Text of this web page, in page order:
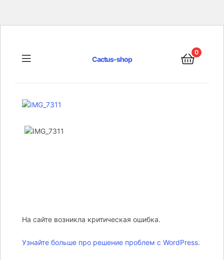
Cactus-shop
0
Menu
На сайте возникла критическая ошибка.
Узнайте больше про решение проблем с WordPress.